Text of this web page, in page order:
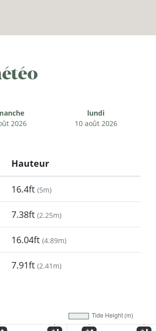
2026
lundi
10 août 2026
Hauteur
16.4ft (5m)
7.38ft (2.25m)
16.04ft (4.89m)
7.91ft (2.41m)